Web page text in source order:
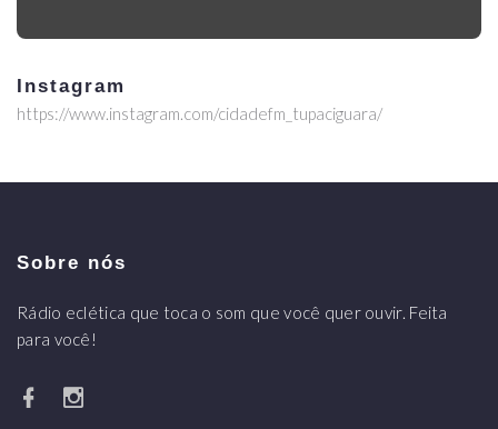
Instagram
https://www.instagram.com/cidadefm_tupaciguara/
Sobre nós
Rádio eclética que toca o som que você quer ouvir. Feita
para você!